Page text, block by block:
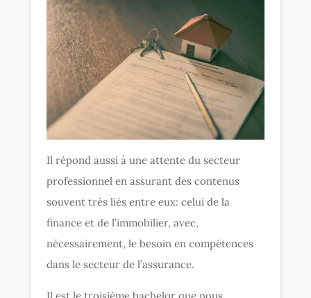
Il répond aussi à une attente du secteur
professionnel en assurant des contenus
souvent très liés entre eux: celui de la
finance et de l’immobilier, avec,
nécessairement, le besoin en compétences
dans le secteur de l’assurance.
Il est le troisième bachelor que nous